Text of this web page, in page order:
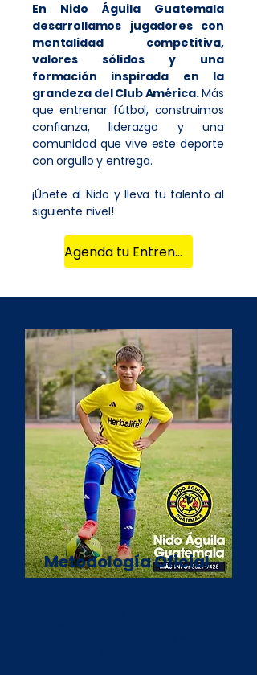
En Nido Águila Guatemala
desarrollamos jugadores con
mentalidad competitiva,
valores sólidos y una
formación inspirada en la
grandeza del Club América.Más
que entrenar fútbol, construimos
confianza, liderazgo y una
comunidad que vive este deporte
con orgullo y entrega.
¡Únete al Nido y lleva tu talento al
siguiente nivel!
Agenda tu Entreno de Prueba GRATIS AQUI!
Metodología Oficial